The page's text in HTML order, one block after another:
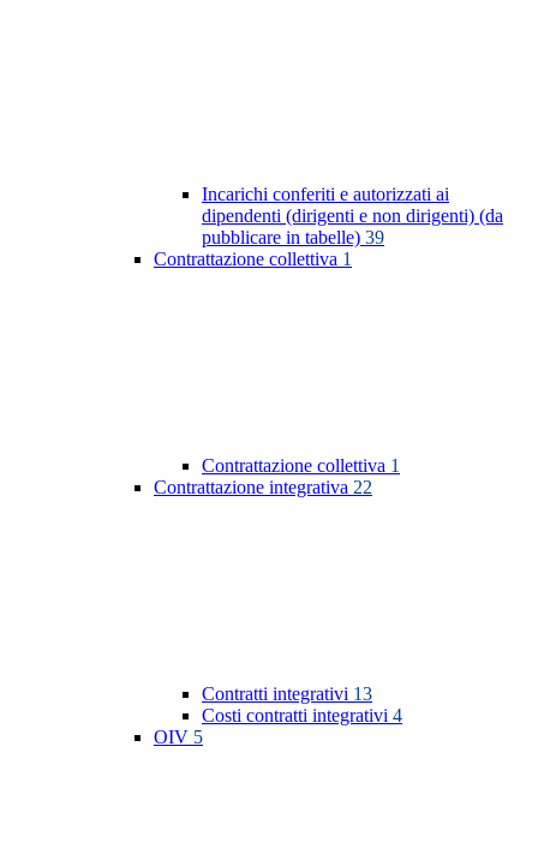
Incarichi conferiti e autorizzati ai
dipendenti (dirigenti e non dirigenti) (da
pubblicare in tabelle) 39
Contrattazione collettiva 1
Contrattazione collettiva 1
Contrattazione integrativa 22
Contratti integrativi 13
Costi contratti integrativi 4
OIV 5